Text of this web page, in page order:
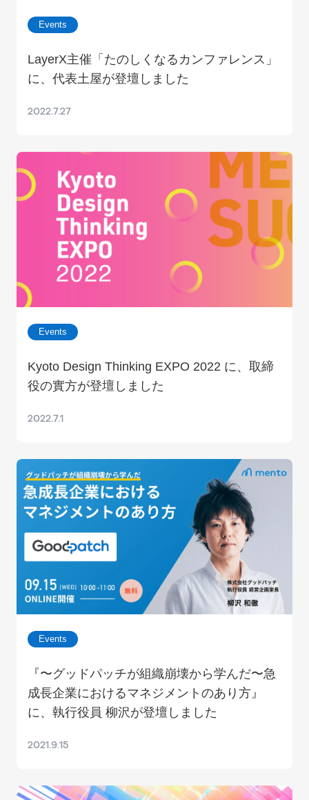
Events
LayerX主催「たのしくなるカンファレンス」
に、代表土屋が登壇しました
2022.7.27
Events
Kyoto Design Thinking EXPO 2022 に、取締
役の實方が登壇しました
2022.7.1
Events
『〜グッドパッチが組織崩壊から学んだ〜急
成長企業におけるマネジメントのあり方』
に、執行役員 柳沢が登壇しました
2021.9.15